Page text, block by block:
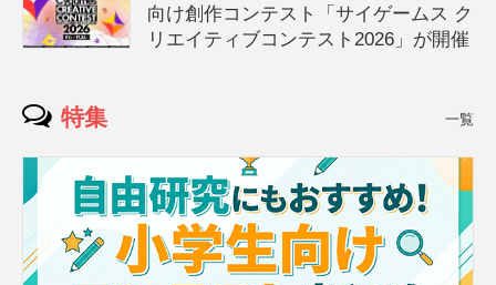
向け創作コンテスト「サイゲームス ク
リエイティブコンテスト2026」が開催
特集 一覧